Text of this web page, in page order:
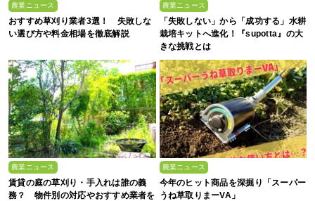
農業ニュース
おすすめ草刈り業者3選！ 失敗しな
い選び方や料金相場を徹底解説
農業ニュース
「失敗しない」から「成功する」水耕
栽培キットへ進化！『supotta』の大
きな挑戦とは
農業ニュース
賃貸の庭の草刈り・手入れは誰の義
務？ 物件別の対応やおすすめ業者を
農業ニュース
今年のヒット商品を深掘り「スーパー
うね草取りまーVA」